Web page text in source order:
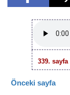
339. sayfa
Önceki sayfa